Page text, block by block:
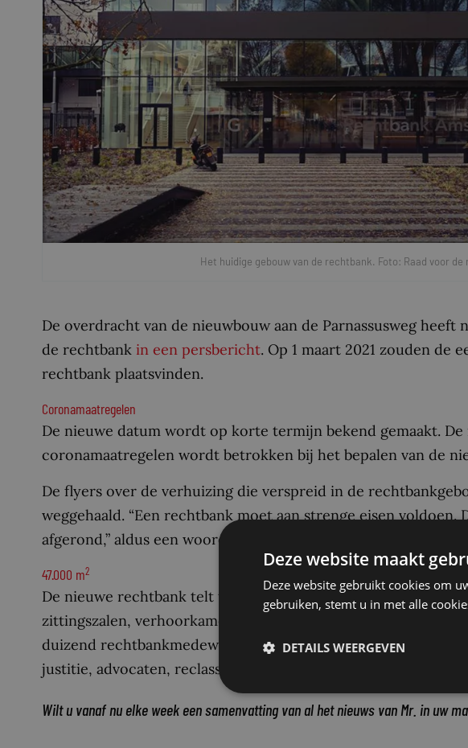
Het huidige gebouw van de rechtbank. Foto: Raad voor
De overdracht van de nieuwbouw aan de Parnassusweg heeft
de rechtbank in een persbericht. Op 1 maart 2021 zouden de
rechtbank plaatsvinden.
Coronamaatregelen
De nieuwe datum wordt op korte termijn bekend gemaakt. De
coronamaatregelen wordt betrokken bij het bepalen van de
De flyers over de verhuizing die verspreid in de
weggehaald. “Een rechtbank moet aan strenge eisen
afgerond,” aldus een woordvoerder van
47.000 m2
De nieuwe rechtbank telt tien etages en heeft een oppervlakte
zittingszalen, verhoorkamers, cellen en kantoren. Het gebouw
duizend rechtbankmedewerkers en tweehonderd
justitie, advocaten, reclasseringsmedewerkers en tolken.
Wilt u vanaf nu elke week een samenvatting van al het nieuws van Mr. in uw
Deze website maakt
Deze website gebruikt cookies om
gebruiken, stemt u in met alle
DETAILS WEERGEVEN